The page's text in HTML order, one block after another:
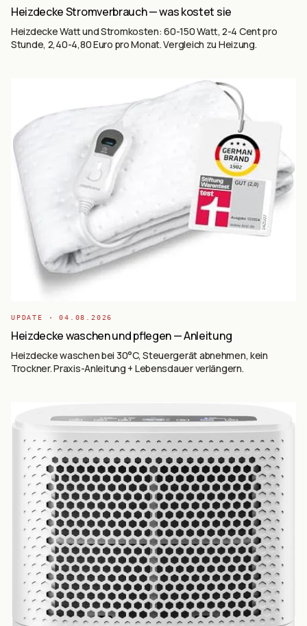
Heizdecke Stromverbrauch — was kostet sie
Heizdecke Watt und Stromkosten: 60-150 Watt, 2-4 Cent pro
Stunde, 2,40-4,80 Euro pro Monat. Vergleich zu Heizung.
UPDATE ·04.08.2026
Heizdecke waschen und pflegen — Anleitung
Heizdecke waschen bei 30°C, Steuergerät abnehmen, kein
Trockner. Praxis-Anleitung + Lebensdauer verlängern.